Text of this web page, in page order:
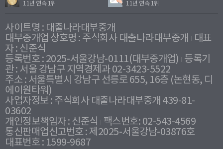
11년 연속 1위
11년 연속 1위
사이트명 : 대출나라대부중개
대부중개업 상호명 : 주식회사 대출나라대부중개
대표
자 : 신준식
등록번호 : 2025-서울강남-0111(대부중개업) 등록기
관 : 서울 강남구 지역경제과 02-3423-5522
주소 : 서울특별시 강남구 선릉로 655, 16층 (논현동, 디
에이원타워)
사업자정보 : 주식회사 대출나라대부중개 439-81-
03602
개인정보책임자 : 신준식
팩스번호: 02-543-4569
통신판매업신고번호 : 제2025-서울강남-03876호
대표번호 : 1599-9687